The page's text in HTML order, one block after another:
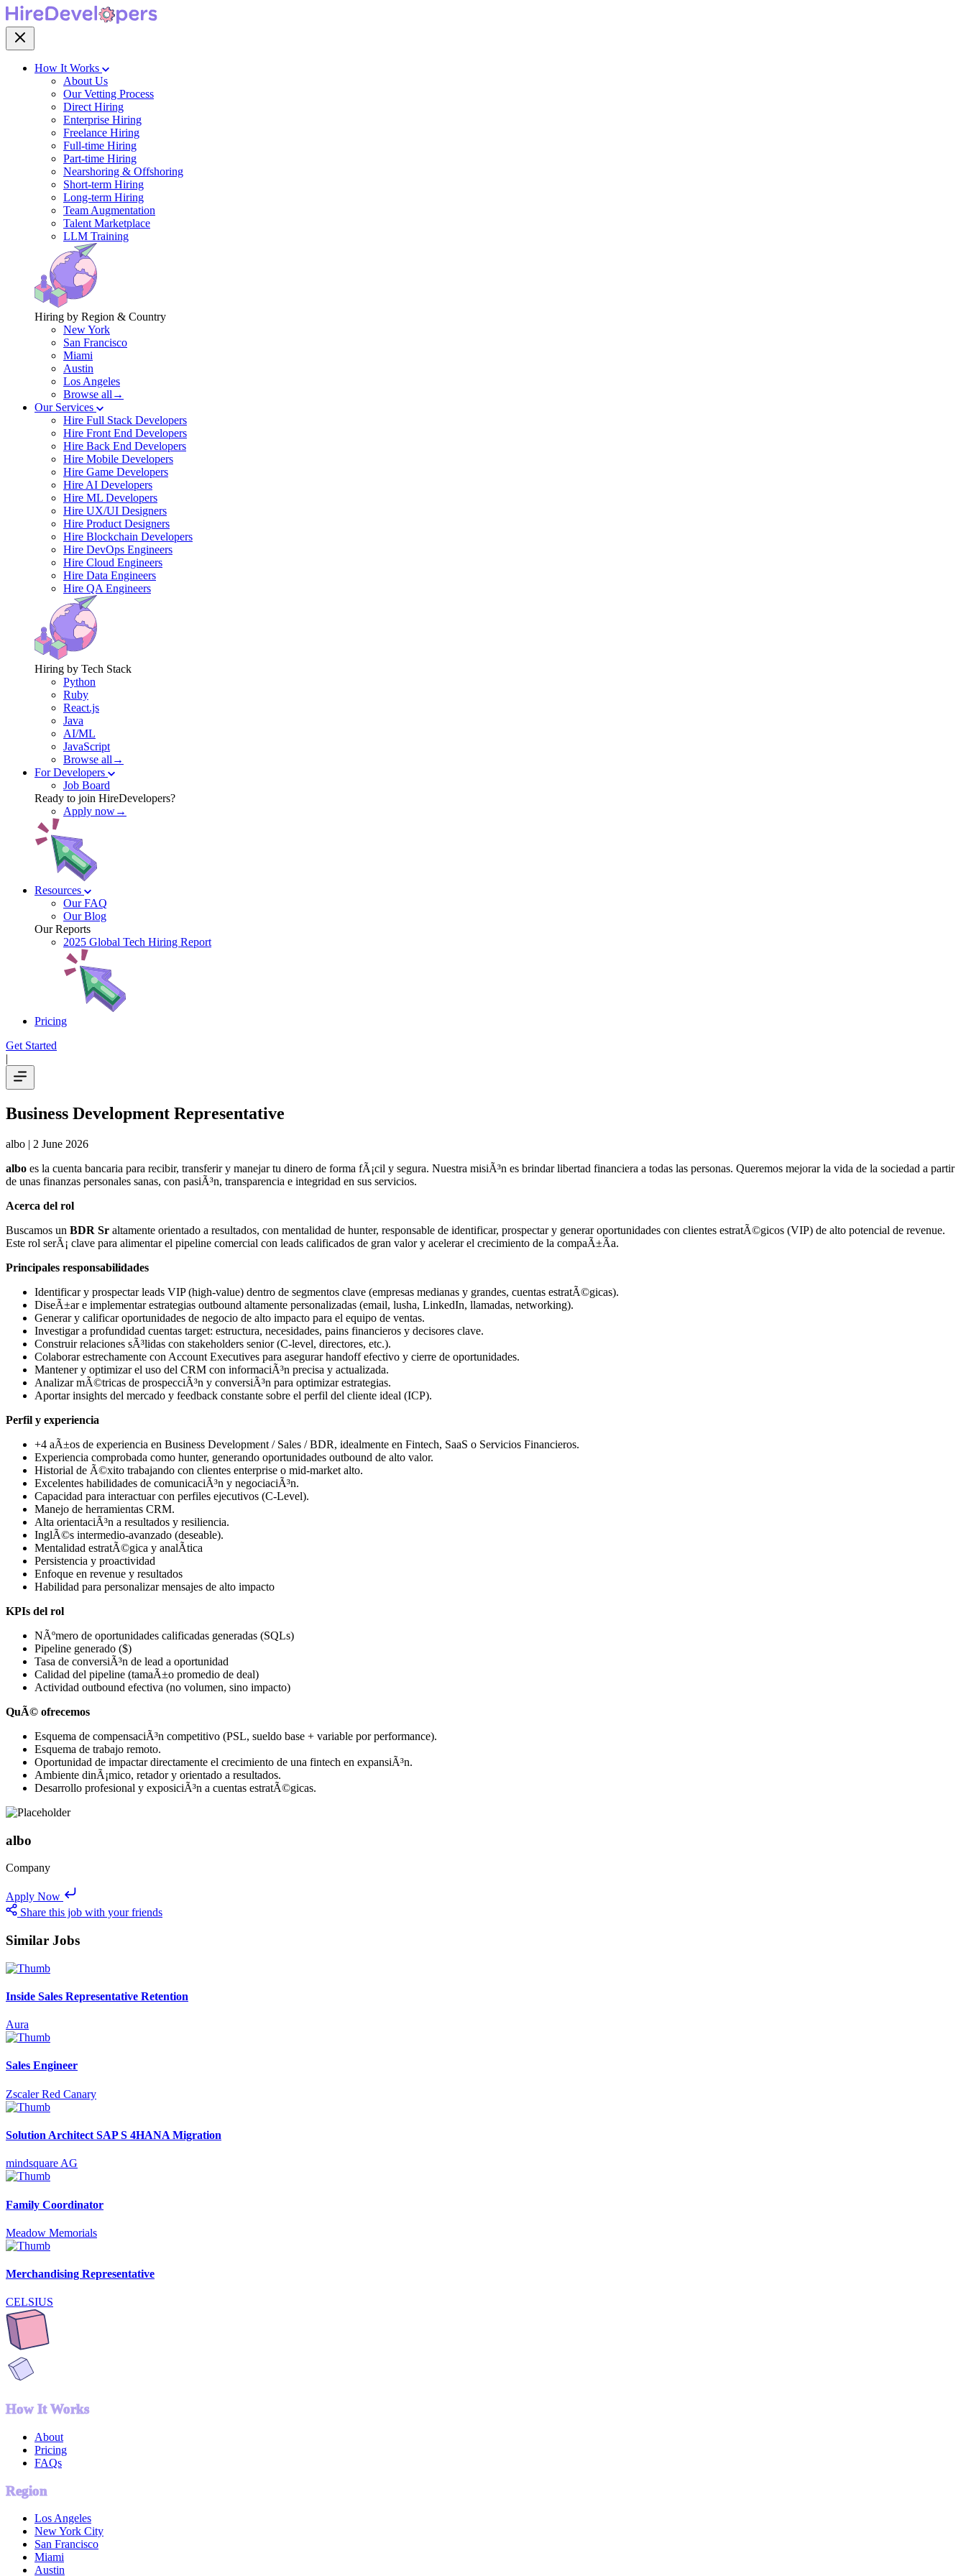
How It Works
About Us
Our Vetting Process
Direct Hiring
Enterprise Hiring
Freelance Hiring
Full-time Hiring
Part-time Hiring
Nearshoring & Offshoring
Short-term Hiring
Long-term Hiring
Team Augmentation
Talent Marketplace
LLM Training
Hiring by Region & Country
New York
San Francisco
Miami
Austin
Los Angeles
Browse all→
Our Services
Hire Full Stack Developers
Hire Front End Developers
Hire Back End Developers
Hire Mobile Developers
Hire Game Developers
Hire AI Developers
Hire ML Developers
Hire UX/UI Designers
Hire Product Designers
Hire Blockchain Developers
Hire DevOps Engineers
Hire Cloud Engineers
Hire Data Engineers
Hire QA Engineers
Hiring by Tech Stack
Python
Ruby
React.js
Java
AI/ML
JavaScript
Browse all→
For Developers
Job Board
Ready to join HireDevelopers?
Apply now→
Resources
Our FAQ
Our Blog
Our Reports
2025 Global Tech Hiring Report
Pricing
Get Started
|
Business Development Representative
albo | 2 June 2026
albo es la cuenta bancaria para recibir, transferir y manejar tu dinero de forma fÃ¡cil y segura. Nuestra misiÃ³n es brindar libertad financiera a todas las personas. Queremos mejorar la vida de la sociedad a partir
de unas finanzas personales sanas, con pasiÃ³n, transparencia e integridad en sus servicios.
Acerca del rol
Buscamos un BDR Sr altamente orientado a resultados, con mentalidad de hunter, responsable de identificar, prospectar y generar oportunidades con clientes estratÃ©gicos (VIP) de alto potencial de revenue.
Este rol serÃ¡ clave para alimentar el pipeline comercial con leads calificados de gran valor y acelerar el crecimiento de la compaÃ±Ã­a.
Principales responsabilidades
Identificar y prospectar leads VIP (high-value) dentro de segmentos clave (empresas medianas y grandes, cuentas estratÃ©gicas).
DiseÃ±ar e implementar estrategias outbound altamente personalizadas (email, lusha, LinkedIn, llamadas, networking).
Generar y calificar oportunidades de negocio de alto impacto para el equipo de ventas.
Investigar a profundidad cuentas target: estructura, necesidades, pains financieros y decisores clave.
Construir relaciones sÃ³lidas con stakeholders senior (C-level, directores, etc.).
Colaborar estrechamente con Account Executives para asegurar handoff efectivo y cierre de oportunidades.
Mantener y optimizar el uso del CRM con informaciÃ³n precisa y actualizada.
Analizar mÃ©tricas de prospecciÃ³n y conversiÃ³n para optimizar estrategias.
Aportar insights del mercado y feedback constante sobre el perfil del cliente ideal (ICP).
Perfil y experiencia
+4 aÃ±os de experiencia en Business Development / Sales / BDR, idealmente en Fintech, SaaS o Servicios Financieros.
Experiencia comprobada como hunter, generando oportunidades outbound de alto valor.
Historial de Ã©xito trabajando con clientes enterprise o mid-market alto.
Excelentes habilidades de comunicaciÃ³n y negociaciÃ³n.
Capacidad para interactuar con perfiles ejecutivos (C-Level).
Manejo de herramientas CRM.
Alta orientaciÃ³n a resultados y resiliencia.
InglÃ©s intermedio-avanzado (deseable).
Mentalidad estratÃ©gica y analÃ­tica
Persistencia y proactividad
Enfoque en revenue y resultados
Habilidad para personalizar mensajes de alto impacto
KPIs del rol
NÃºmero de oportunidades calificadas generadas (SQLs)
Pipeline generado ($)
Tasa de conversiÃ³n de lead a oportunidad
Calidad del pipeline (tamaÃ±o promedio de deal)
Actividad outbound efectiva (no volumen, sino impacto)
QuÃ© ofrecemos
Esquema de compensaciÃ³n competitivo (PSL, sueldo base + variable por performance).
Esquema de trabajo remoto.
Oportunidad de impactar directamente el crecimiento de una fintech en expansiÃ³n.
Ambiente dinÃ¡mico, retador y orientado a resultados.
Desarrollo profesional y exposiciÃ³n a cuentas estratÃ©gicas.
albo
Company
Apply Now
Share this job with your friends
Similar Jobs
Inside Sales Representative Retention
Aura
Sales Engineer
Zscaler Red Canary
Solution Architect SAP S 4HANA Migration
mindsquare AG
Family Coordinator
Meadow Memorials
Merchandising Representative
CELSIUS
How It Works
About
Pricing
FAQs
Region
Los Angeles
New York City
San Francisco
Miami
Austin